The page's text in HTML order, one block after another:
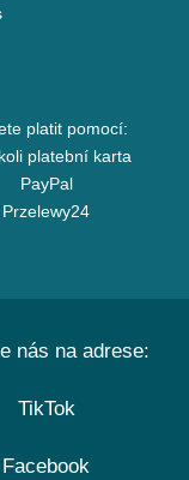
platit pomocí:
platební karta
PayPal
Przelewy24
nás na adrese:
TikTok
Facebook